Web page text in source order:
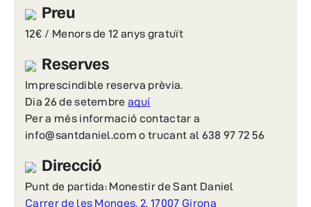
Preu
12€ / Menors de 12 anys gratuït
Reserves
Imprescindible reserva prèvia.
Dia 26 de setembreaquí
Per a més informació contactar a
info@santdaniel.com o trucant al 638 97 72 56
Direcció
Punt de partida: Monestir de Sant Daniel
Carrer de les Monges, 2, 17007 Girona